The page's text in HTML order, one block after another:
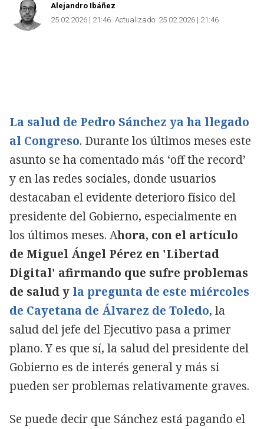
Copiar
Alejandro Ibáñez
25.02.2026 | 21:46 Actualizado: 25.02.2026 | 21:46
La salud de Pedro Sánchez ya ha llegado
al Congreso. Durante los últimos meses este
asunto se ha comentado más ‘off the record’
y en las redes sociales, donde usuarios
destacaban el evidente deterioro físico del
presidente del Gobierno, especialmente en
los últimos meses. Ahora, con el artículo
de Miguel Ángel Pérez en 'Libertad
Digital' afirmando que sufre problemas
de salud y la pregunta de este miércoles
de Cayetana de Álvarez de Toledo, la
salud del jefe del Ejecutivo pasa a primer
plano. Y es que sí, la salud del presidente del
Gobierno es de interés general y más si
pueden ser problemas relativamente graves.
Se puede decir que Sánchez está pagando el